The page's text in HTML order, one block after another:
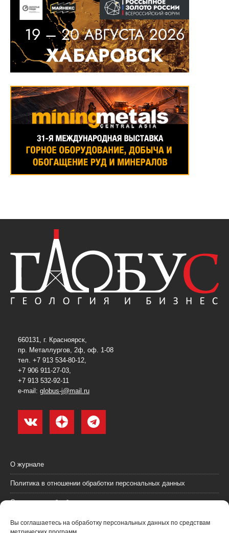
Вы соглашаетесь на обработку персональных данных по средствам
660131, г. Красноярск,
пр. Металлургов, 2ф, оф. 1-08
тел. +7 913 534-80-12,
+7 906 911-27-03,
+7 913 532-92-11
e-mail: globus-j@mail.ru
О журнале
Политика в отношении обработки персональных данных
Согласие на обработку персональных данных
Пользовательское соглашение (оферта)